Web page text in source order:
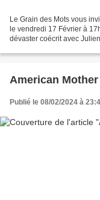
Le Grain des Mots vous
le vendredi 17 Février à
dévaster coécrit avec
American Mother
Publié le 08/02/2024 à